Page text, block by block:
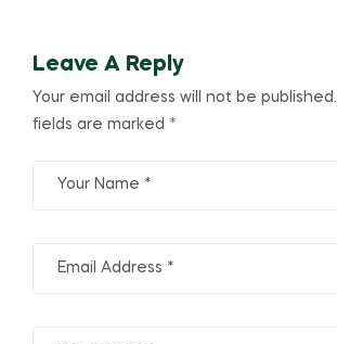
Leave A Reply
Your email address will not be published.
fields are marked *